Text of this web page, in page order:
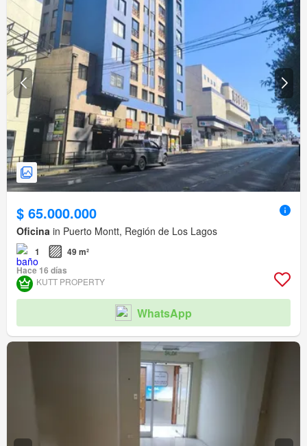
$ 65.000.000
Oficina in Puerto Montt, Región de Los Lagos
1
49 m²
Hace 16 días
KUTT PROPERTY
WhatsApp